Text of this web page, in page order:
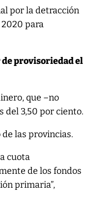
por la detracción
para
provisoriedad el
que –no
del 3,50 por ciento.
las provincias.
cuota
de los fondos
primaria”,